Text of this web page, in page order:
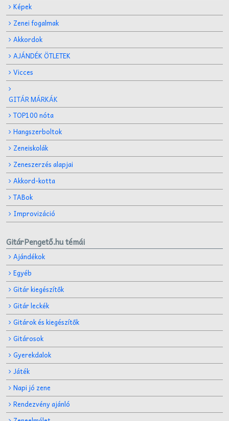
Képek
Zenei fogalmak
Akkordok
AJÁNDÉK ÖTLETEK
Vicces
GITÁR MÁRKÁK
TOP100 nóta
Hangszerboltok
Zeneiskolák
Zeneszerzés alapjai
Akkord-kotta
TABok
Improvizáció
GitárPengető.hu témái
Ajándékok
Egyéb
Gitár kiegészítők
Gitár leckék
Gitárok és kiegészítők
Gitárosok
Gyerekdalok
Játék
Napi jó zene
Rendezvény ajánló